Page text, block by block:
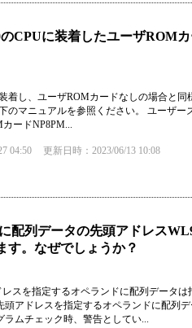
CPUに装着したユーザROM
着し、ユーザROMカードなしの場合と
のマニュアルを参照ください。 ユーザ
ードNP8PM...
04:50 更新日時：2023/06/13 10:08
配列データの先頭アドレス
す。なぜでしょうか？
レスを指定するオペランドに配列データ
頭アドレスを指定するオペランドに配列
ラムチェック時、警告としてい...